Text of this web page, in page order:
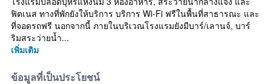
ฟิตเนส ทางที่พักยังให้บริการ บริการ Wi-Fi ฟรีในพื้นที่สาธารณะ และ
ที่จอดรถฟรี นอกจากนี้ ภายในบริเวณโรงแรมยังมีบาร์/เลานจ์, บาร์
ริมสระว่ายน้ำ...
เพิ่มเติม
ข้อมูลที่เป็นประโยชน์